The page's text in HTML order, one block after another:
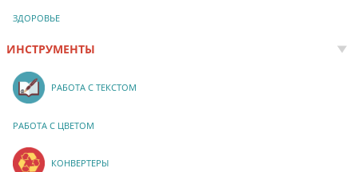
ЗДОРОВЬЕ
ИНСТРУМЕНТЫ
РАБОТА С ТЕКСТОМ
РАБОТА С ЦВЕТОМ
КОНВЕРТЕРЫ